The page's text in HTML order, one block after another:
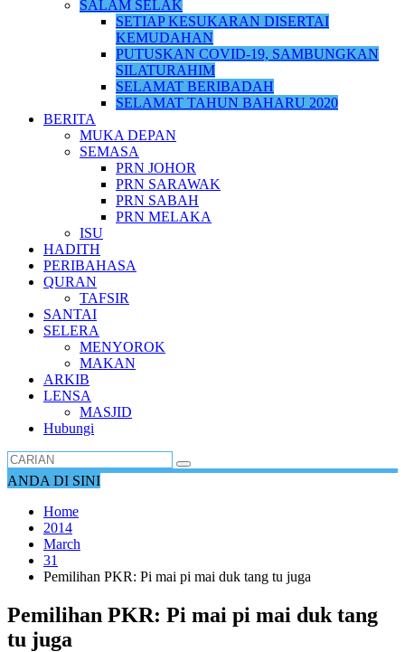
SALAM SELAK
SETIAP KESUKARAN DISERTAI
KEMUDAHAN
PUTUSKAN COVID-19, SAMBUNGKAN
SILATURAHIM
SELAMAT BERIBADAH
SELAMAT TAHUN BAHARU 2020
BERITA
MUKA DEPAN
SEMASA
PRN JOHOR
PRN SARAWAK
PRN SABAH
PRN MELAKA
ISU
HADITH
PERIBAHASA
QURAN
TAFSIR
SANTAI
SELERA
MENYOROK
MAKAN
ARKIB
LENSA
MASJID
Hubungi
ANDA DI SINI
Home
2014
March
31
Pemilihan PKR: Pi mai pi mai duk tang tu juga
Pemilihan PKR: Pi mai pi mai duk tang
tu juga